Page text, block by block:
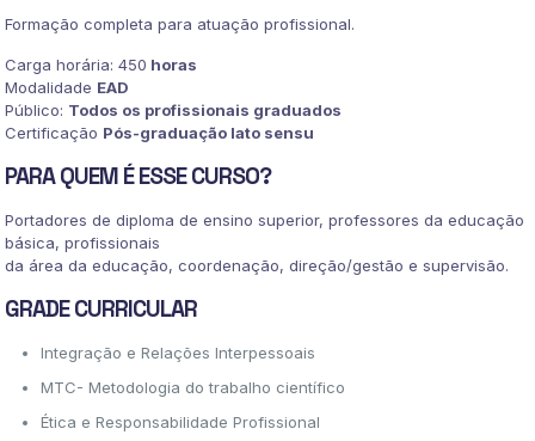
Formação completa para atuação profissional.
Carga horária: 450 horas
Modalidade EAD
Público: Todos os profissionais graduados
Certificação Pós-graduação lato sensu
PARA QUEM É ESSE CURSO?
Portadores de diploma de ensino superior, professores da educação
básica, profissionais
da área da educação, coordenação, direção/gestão e supervisão.
GRADE CURRICULAR
Integração e Relações Interpessoais
MTC- Metodologia do trabalho científico
Ética e Responsabilidade Profissional